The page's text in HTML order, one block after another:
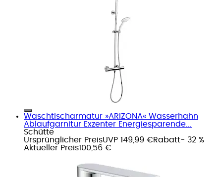
Waschtischarmatur »ARIZONA« Wasserhahn
Ablaufgarnitur Exzenter Energiesparende...
Schütte
Ursprünglicher PreisUVP 149,99 €Rabatt- 32 %
Aktueller Preis100,56 €